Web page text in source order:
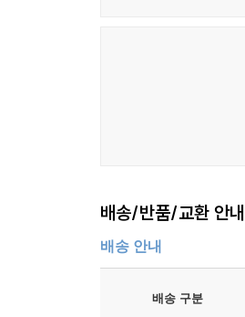
배송/반품/교환 안내
배송 안내
배송 구분